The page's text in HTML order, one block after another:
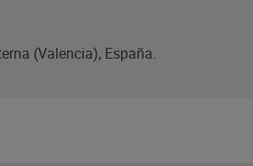
(Valencia), España.